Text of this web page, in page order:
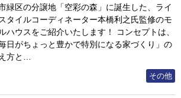
緑区の分譲地「空彩の森」に誕生した、ライ
タイルコーディネーター本橋利之氏監修のモ
ハウスをご紹介いたします！ コンセプトは、
毎日がちょっと豊かで特別になる家づくり」の
方と…
その他